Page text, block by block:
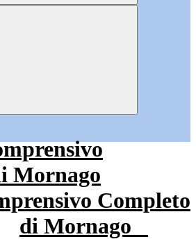
Completo
di Mornago